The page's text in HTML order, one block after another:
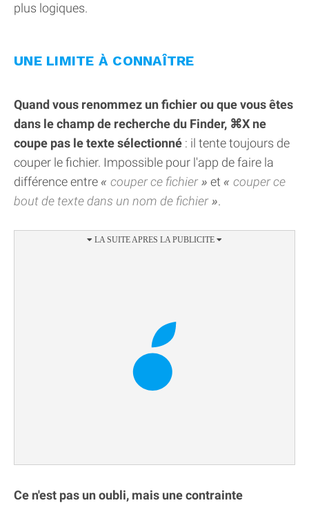
plus logiques.
UNE LIMITE À CONNAÎTRE
Quand vous renommez un fichier ou que vous êtes
dans le champ de recherche du Finder, ⌘X ne
coupe pas le texte sélectionné : il tente toujours de
couper le fichier. Impossible pour l'app de faire la
différence entre
couper ce fichier et
couper ce
bout de texte dans un nom de fichier
.
Ce n'est pas un oubli, mais une contrainte